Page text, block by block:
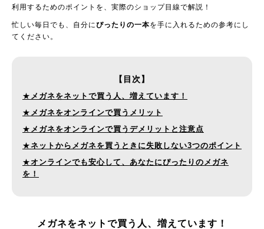
利用するためのポイントを、実際のショップ目線で解説！
忙しい毎日でも、自分にぴったりの一本を手に入れるための参考にし
てください。
【目次】
★ メガネをネットで買う人、増えています！
★ メガネをオンラインで買うメリット
★ メガネをオンラインで買うデメリットと注意点
★ネットからメガネを買うときに失敗しない3つのポイント
★オンラインでも安心して、あなたにぴったりのメガネ
を！
メガネをネットで買う人、 増えています！